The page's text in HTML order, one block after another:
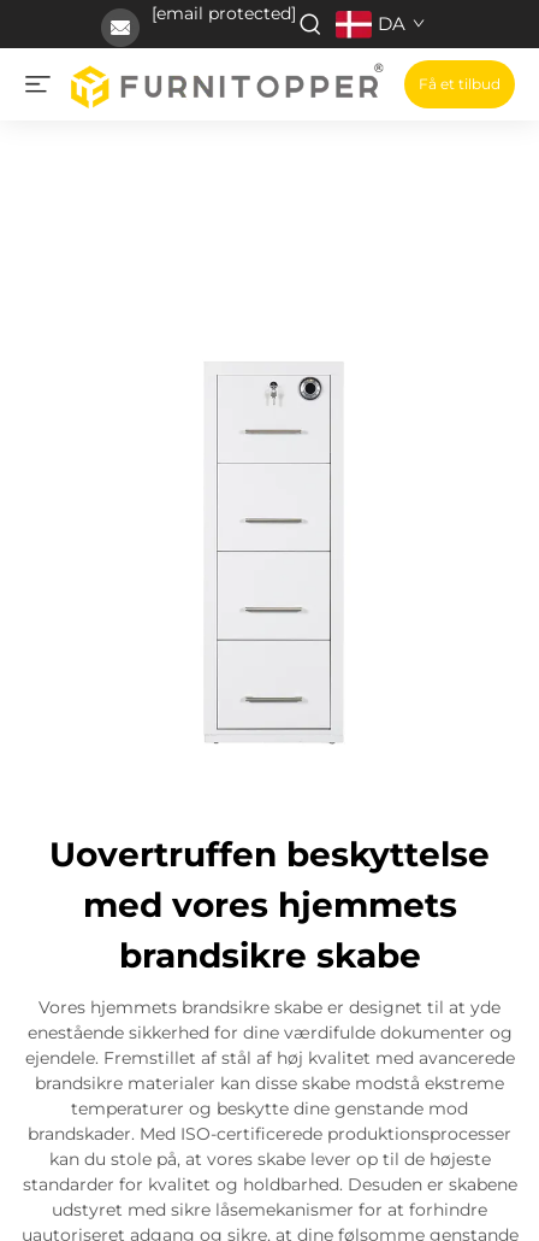
[email protected] DA
Få et tilbud
Uovertruffen beskyttelse
med vores hjemmets
brandsikre skabe
Vores hjemmets brandsikre skabe er designet til at yde
enestående sikkerhed for dine værdifulde dokumenter og
ejendele. Fremstillet af stål af høj kvalitet med avancerede
brandsikre materialer kan disse skabe modstå ekstreme
temperaturer og beskytte dine genstande mod
brandskader. Med ISO-certificerede produktionsprocesser
kan du stole på, at vores skabe lever op til de højeste
standarder for kvalitet og holdbarhed. Desuden er skabene
udstyret med sikre låsemekanismer for at forhindre
uautoriseret adgang og sikre, at dine følsomme genstande